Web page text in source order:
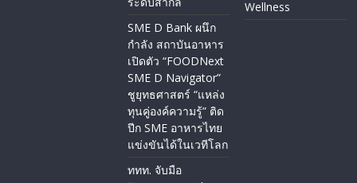
SME D Bank ผนึก
กำลัง สถาบันอาหาร
เปิดตัว “FOODNext
SME D Navigator”
ชูยุทธศาสตร์ “แหล่ง
ทุนคู่องค์ความรู้” ติด
ปีก SME อาหารไทย
แข่งขันได้ในเวทีโลก
ททท. จับมือ
Wellness